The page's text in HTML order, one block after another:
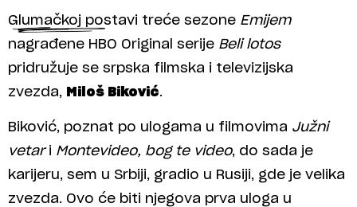
Glumačkoj postavi treće sezone Emijem
nagrađene HBO Original serije Beli lotos
pridružuje se srpska filmska i televizijska
zvezda, Miloš Biković.
Biković, poznat po ulogama u filmovima Južni
vetari Montevideo, bog te video, do sada je
karijeru, sem u Srbiji, gradio u Rusiji, gde je velika
zvezda. Ovo će biti njegova prva uloga u